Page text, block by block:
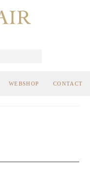
WEBSHOP CONTACT